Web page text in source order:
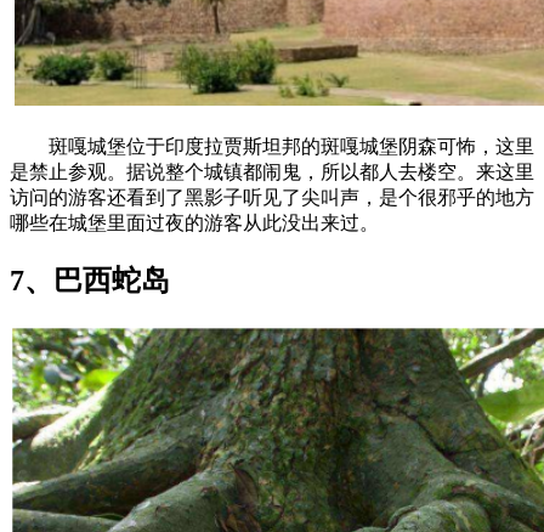
斑嘎城堡位于印度拉贾斯坦邦的斑嘎城堡阴森可怖，这里
是禁止参观。据说整个城镇都闹鬼，所以都人去楼空。来这里
访问的游客还看到了黑影子听见了尖叫声，是个很邪乎的地方
哪些在城堡里面过夜的游客从此没出来过。
7、巴西蛇岛